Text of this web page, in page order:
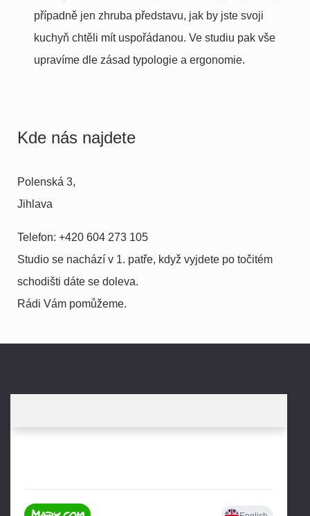
případně jen zhruba představu, jak by jste svoji
kuchyň chtěli mít uspořádanou. Ve studiu pak vše
upravíme dle zásad typologie a ergonomie.
Kde nás najdete
Polenská 3,
Jihlava
Telefon: +420 604 273 105
Studio se nachází v 1. patře, když vyjdete po točitém
schodišti dáte se doleva.
Rádi Vám pomůžeme.